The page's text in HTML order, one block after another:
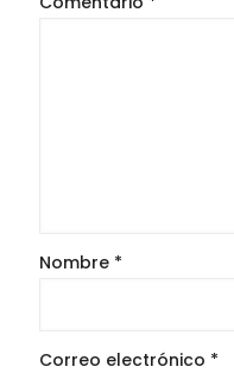
Nombre *
Correo electrónico *